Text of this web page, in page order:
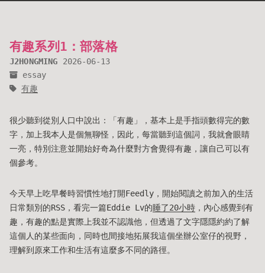
有趣系列1：部落格
J2HONGMING
2026-06-13
essay
有趣
很少聽到從別人口中說出：「有趣」，基本上是手指頭數得完的數
字，加上我本人是個無聊怪，因此，每當聽到這個詞，我就會眼睛
一亮，特別注意並開始好奇為什麼對方會覺得有趣，讓自己可以有
個參考。
今天早上吃早餐時習慣性地打開Feedly，開始閱讀之前加入的生活
日常類別的RSS，看完一篇Eddie Lv的睡了20小時 ，內心感覺到有
趣，有趣的點是實際上我並不認識他，但透過了文字隱隱約約了解
這個人的某些面向，同時也間接地拓展我這個坐辦公室仔的視野，
理解到原來工作和生活有這麼多不同的路徑。